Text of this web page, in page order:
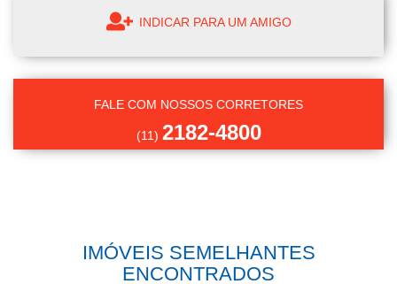
INDICAR PARA UM AMIGO
FALE COM NOSSOS CORRETORES
(11) 2182-4800
IMÓVEIS SEMELHANTES
ENCONTRADOS